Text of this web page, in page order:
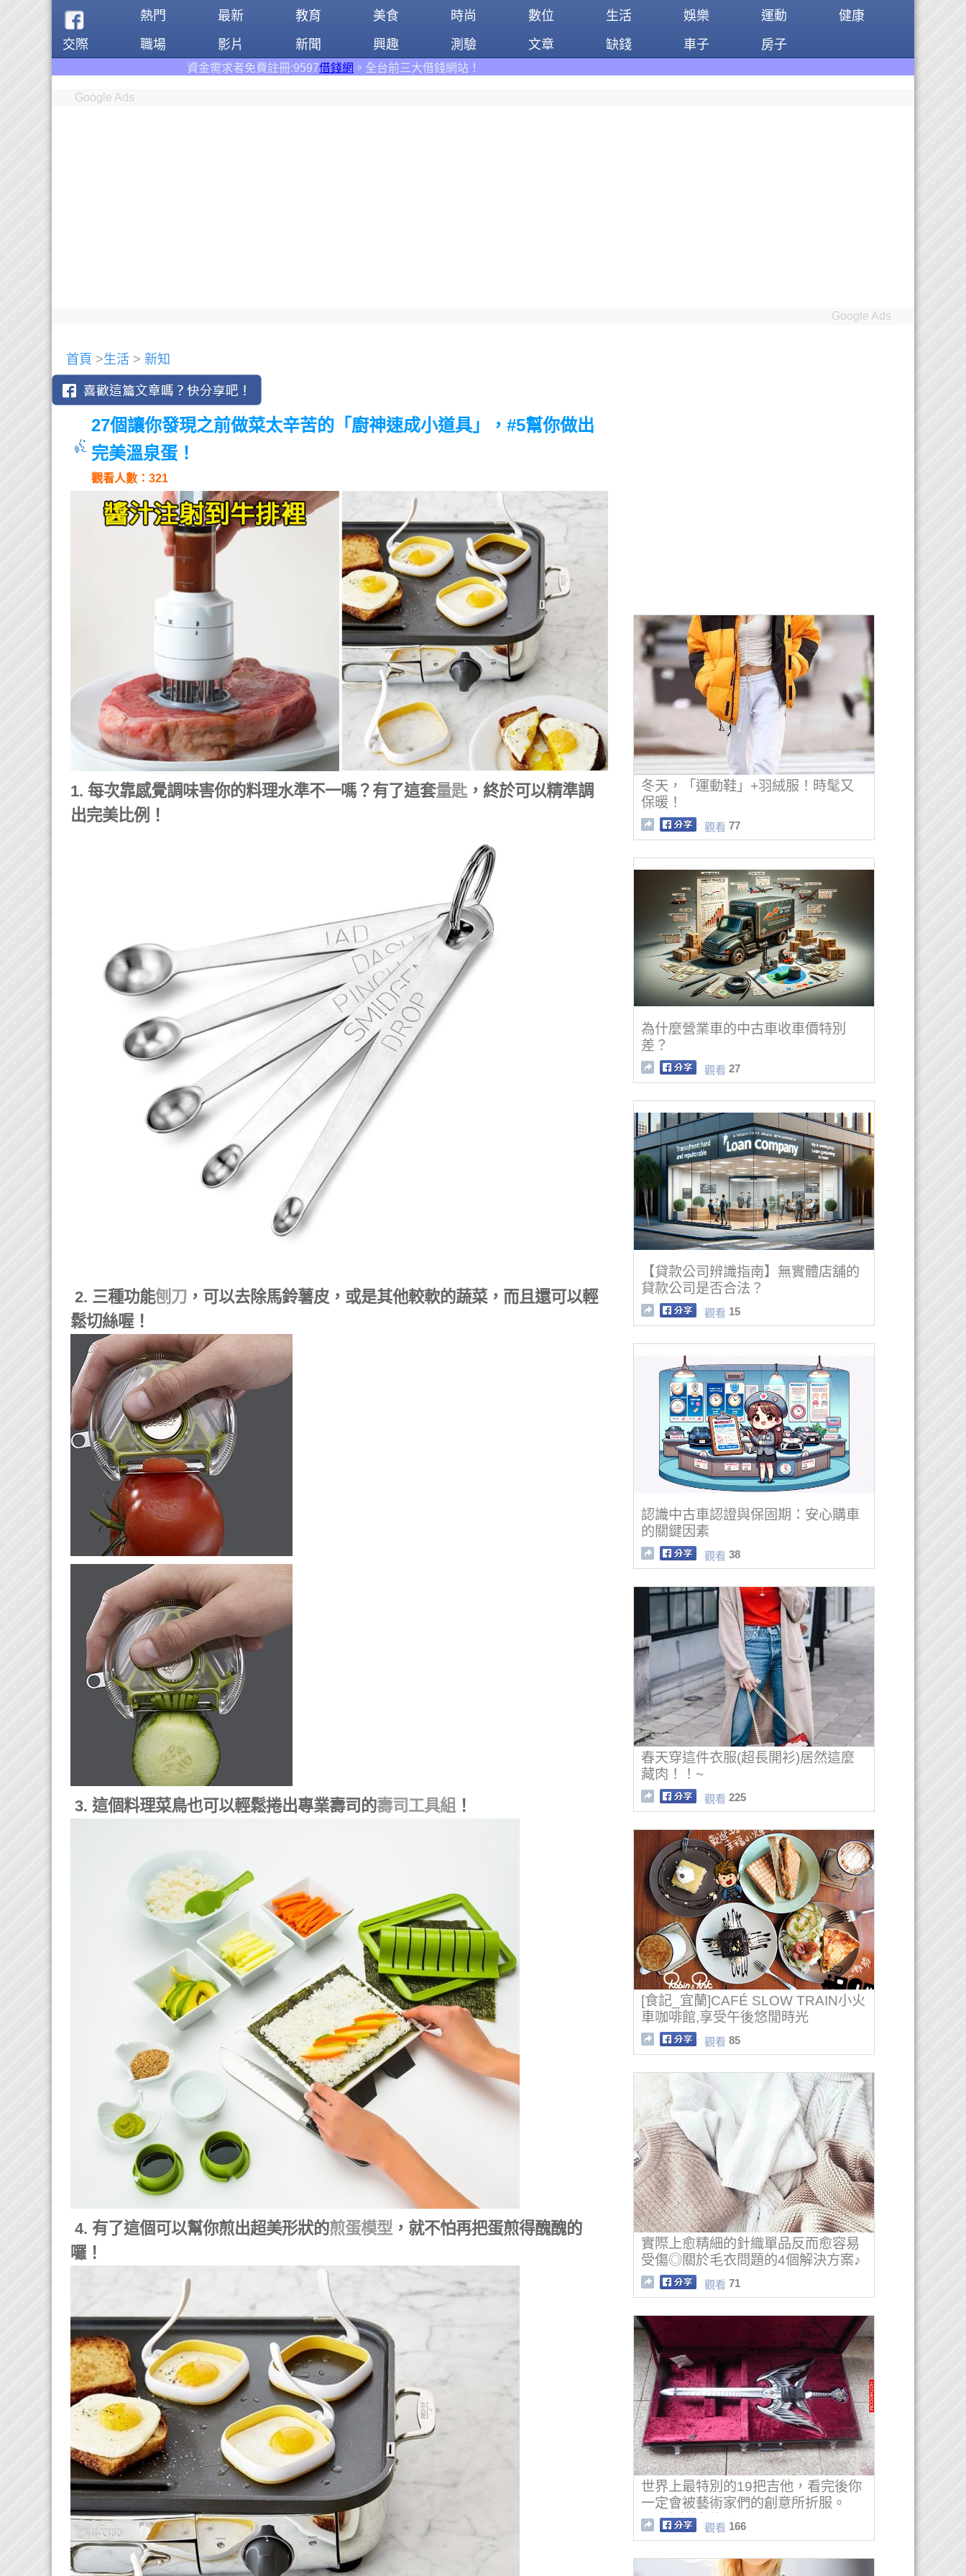
熱門 最新 教育 美食 時尚 數位 生活 娛樂 運動
健康
交際
職場 影片 新聞 興趣 測驗 文章 缺錢 車子 房子
資金需求者免費註冊:9597借錢網。全台前三大借錢網站！
Google Ads
Google Ads
首頁 >生活 > 新知
27個讓你發現之前做菜太辛苦的「廚神速成小道具」，#5幫你做出
完美溫泉蛋！
觀看人數：321
1. 每次靠感覺調味害你的料理水準不一嗎？有了這套量匙 ，終於可以精準調
出完美比例！
2. 三種功能刨刀 ，可以去除馬鈴薯皮，或是其他較軟的蔬菜，而且還可以輕
鬆切絲喔！
3. 這個料理菜鳥也可以輕鬆捲出專業壽司的壽司工具組 ！
4. 有了這個可以幫你煎出超美形狀的煎蛋模型 ，就不怕再把蛋煎得醜醜的
囉！
冬天，「運動鞋」+羽絨服！時髦又
保暖！
觀看 77
為什麼營業車的中古車收車價特別
差？
觀看 27
【貸款公司辨識指南】無實體店舖的
貸款公司是否合法？
觀看 15
認識中古車認證與保固期：安心購車
的關鍵因素
觀看 38
春天穿這件衣服(超長開衫)居然這麼
藏肉！！~
觀看 225
[食記_宜蘭]CAFÉ SLOW TRAIN小火
車咖啡館,享受午後悠閒時光
觀看 85
實際上愈精細的針織單品反而愈容易
受傷◎關於毛衣問題的4個解決方案♪
觀看 71
世界上最特別的19把吉他，看完後你
一定會被藝術家們的創意所折服。
#14真的被嚇到了。
觀看 166